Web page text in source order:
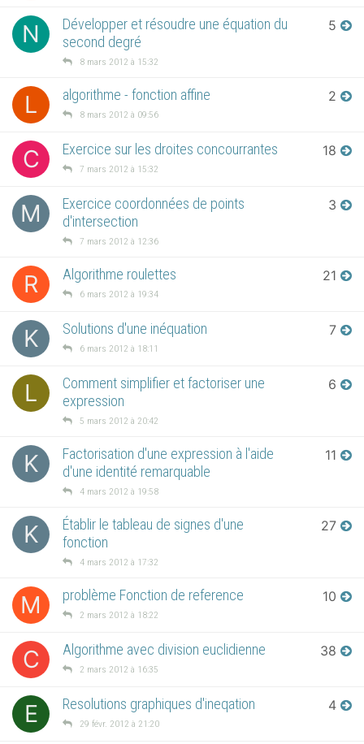
N
Développer et résoudre une équation du
second degré
8 mars 2012 à 15:32
5
L algorithme - fonction affine
8 mars 2012 à 09:56
2
C Exercice sur les droites concourrantes
7 mars 2012 à 15:32
18
M
Exercice coordonnées de points
d'intersection
7 mars 2012 à 12:36
3
R Algorithme roulettes
6 mars 2012 à 19:34
21
K Solutions d'une inéquation
6 mars 2012 à 18:11
7
L
Comment simplifier et factoriser une
expression
5 mars 2012 à 20:42
6
K
Factorisation d'une expression à l'aide
d'une identité remarquable
4 mars 2012 à 19:58
11
K
Établir le tableau de signes d'une
fonction
4 mars 2012 à 17:32
27
M problème Fonction de reference
2 mars 2012 à 18:22
10
C Algorithme avec division euclidienne
2 mars 2012 à 16:35
38
E Resolutions graphiques d'ineqation
29 févr. 2012 à 21:20
4